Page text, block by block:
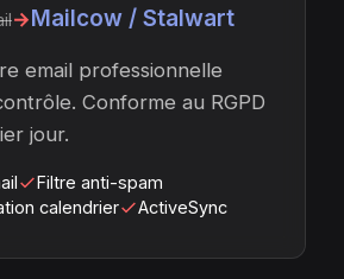
→Mailcow / Stalwart
email professionnelle
Conforme au RGPD
jour.
Filtre anti-spam
calendrier
ActiveSync